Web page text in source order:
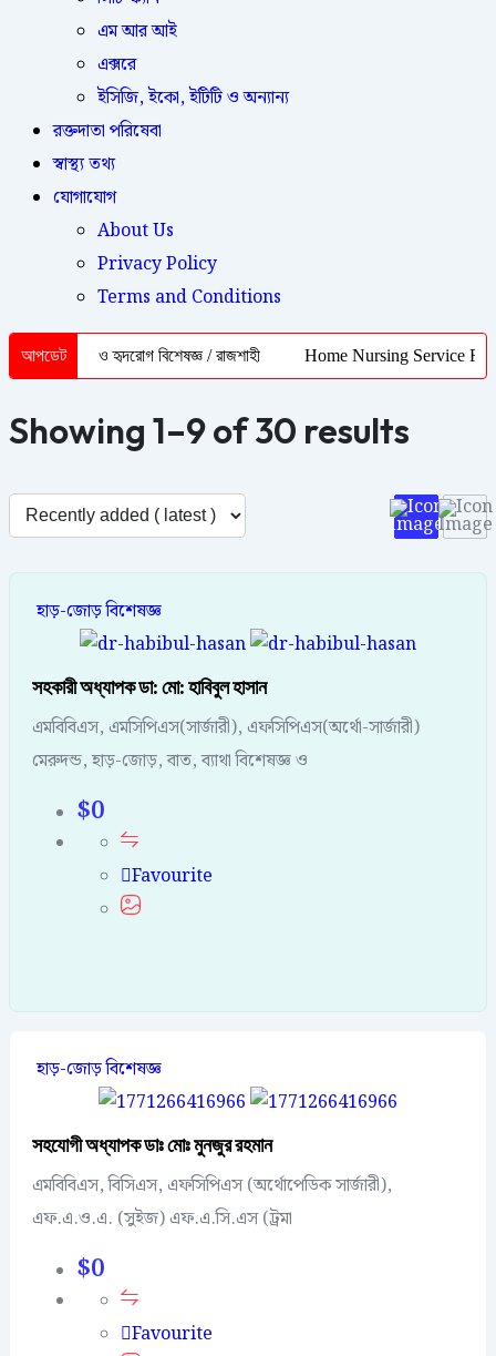
এম আর আই
এক্সরে
ইসিজি, ইকো, ইটিটি ও অন্যান্য
রক্তদাতা পরিষেবা
স্বাস্থ্য তথ্য
যোগাযোগ
About Us
Privacy Policy
Terms and Conditions
আপডেটও হৃদরোগ বিশেষজ্ঞ / রাজশাহী Home Nursing Service Rajshahi
Showing 1–9 of 30 results
হাড়-জোড় বিশেষজ্ঞ
সহকারী অধ্যাপক ডা: মো: হাবিবুল হাসান
এমবিবিএস, এমসিপিএস(সার্জারী), এফসিপিএস(অর্থো-সার্জারী)
মেরুদন্ড, হাড়-জোড়, বাত, ব্যাথা বিশেষজ্ঞ ও
$0
Favourite
হাড়-জোড় বিশেষজ্ঞ
সহযোগী অধ্যাপক ডাঃ মোঃ মুনজুর রহমান
এমবিবিএস, বিসিএস, এফসিপিএস (অর্থোপেডিক সার্জারী),
এফ.এ.ও.এ. (সুইজ) এফ.এ.সি.এস (ট্রমা
$0
Favourite